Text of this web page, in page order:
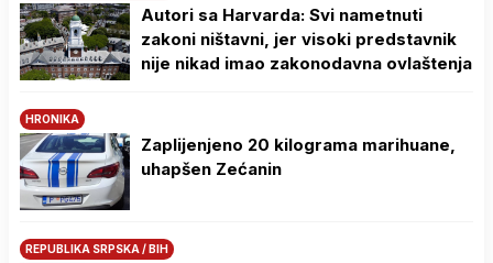
Autori sa Harvarda: Svi nametnuti
zakoni ništavni, jer visoki predstavnik
nije nikad imao zakonodavna ovlaštenja
HRONIKA
Zaplijenjeno 20 kilograma marihuane,
uhapšen Zećanin
REPUBLIKA SRPSKA / BIH